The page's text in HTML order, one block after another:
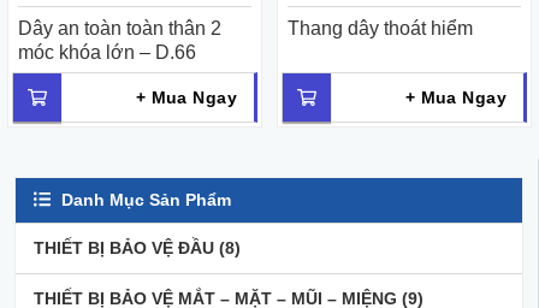
Danh Mục Sản Phẩm
THIẾT BỊ BẢO VỆ ĐẦU (8)
THIẾT BỊ BẢO VỆ MẮT – MẶT – MŨI – MIỆNG (9)
Dây an toàn toàn thân 2
móc khóa lớn – D.66
+ Mua Ngay
Thang dây thoát hiểm
+ Mua Ngay